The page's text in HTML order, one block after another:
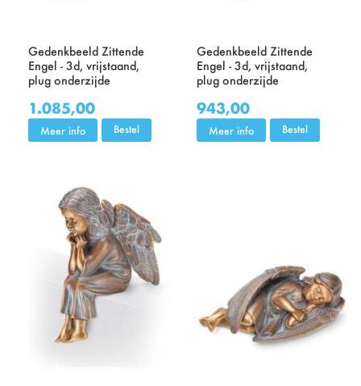
Gedenkbeeld Zittende
Engel - 3d, vrijstaand,
plug onderzijde
1.085,00
Meer info Bestel
Gedenkbeeld Zittende
Engel - 3d, vrijstaand,
plug onderzijde
943,00
Meer info Bestel